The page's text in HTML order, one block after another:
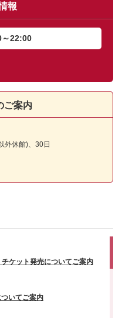
報
～22:00
ご案内
外休館)、30日
ケット発売についてご案内
いてご案内